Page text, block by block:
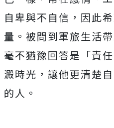
自卑與不自信， 因此
量。被問到軍旅生活
毫不猶豫回答是「責
澱時光， 讓他更清楚
的人。